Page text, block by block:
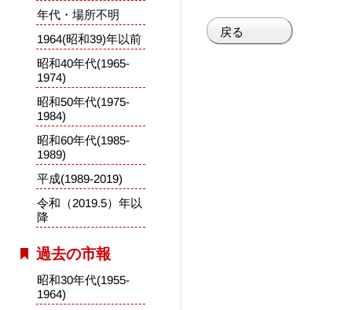
年代・場所不明
1964(昭和39)年以前
昭和40年代(1965-
1974)
昭和50年代(1975-
1984)
昭和60年代(1985-
1989)
平成(1989-2019)
令和（2019.5）年以
降
過去の市報
昭和30年代(1955-
1964)
戻る